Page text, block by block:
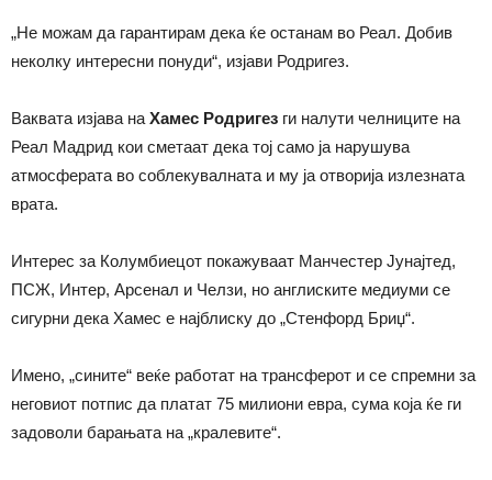
„Не можам да гарантирам дека ќе останам во Реал. Добив
неколку интересни понуди“, изјави Родригез.
Ваквата изјава на Хамес Родригез ги налути челниците на
Реал Мадрид кои сметаат дека тој само ја нарушува
атмосферата во соблекувалната и му ја отворија излезната
врата.
Интерес за Колумбиецот покажуваат Манчестер Јунајтед,
ПСЖ, Интер, Арсенал и Челзи, но англиските медиуми се
сигурни дека Хамес е најблиску до „Стенфорд Бриџ“.
Имено, „сините“ веќе работат на трансферот и се спремни за
неговиот потпис да платат 75 милиони евра, сума која ќе ги
задоволи барањата на „кралевите“.